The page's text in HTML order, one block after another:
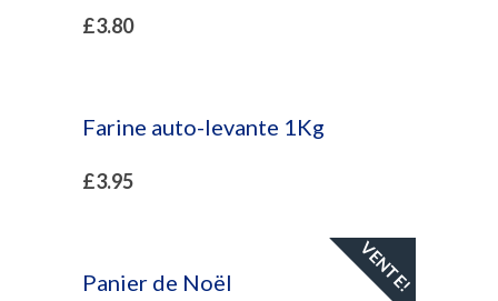
£3.80
Farine auto-levante 1Kg
£3.95
VENTE!
Panier de Noël